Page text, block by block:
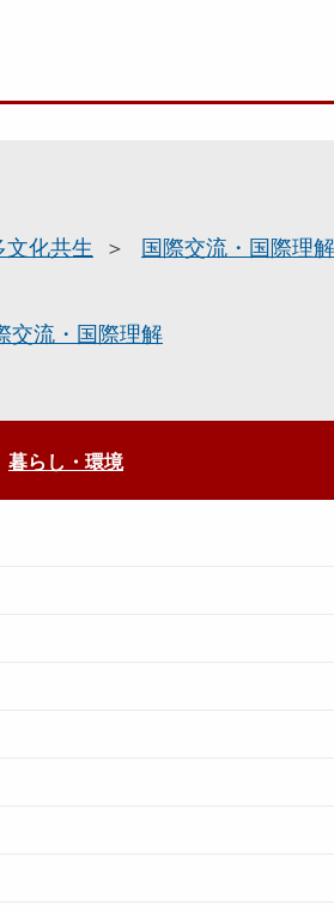
文化共生
国際交流・国際理解
交流・国際理解
暮らし・環境